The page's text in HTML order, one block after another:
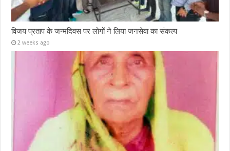
विजय प्रताप के जन्मदिवस पर लोगों ने लिया जनसेवा का संकल्प
2 weeks ago